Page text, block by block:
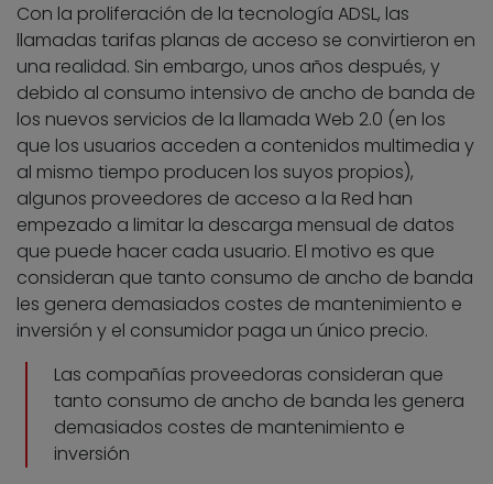
Con la proliferación de la tecnología ADSL, las
llamadas tarifas planas de acceso se convirtieron en
una realidad. Sin embargo, unos años después, y
debido al consumo intensivo de ancho de banda de
los nuevos servicios de la llamada Web 2.0 (en los
que los usuarios acceden a contenidos multimedia y
al mismo tiempo producen los suyos propios),
algunos proveedores de acceso a la Red han
empezado a limitar la descarga mensual de datos
que puede hacer cada usuario. El motivo es que
consideran que tanto consumo de ancho de banda
les genera demasiados costes de mantenimiento e
inversión y el consumidor paga un único precio.
Las compañías proveedoras consideran que
tanto consumo de ancho de banda les genera
demasiados costes de mantenimiento e
inversión